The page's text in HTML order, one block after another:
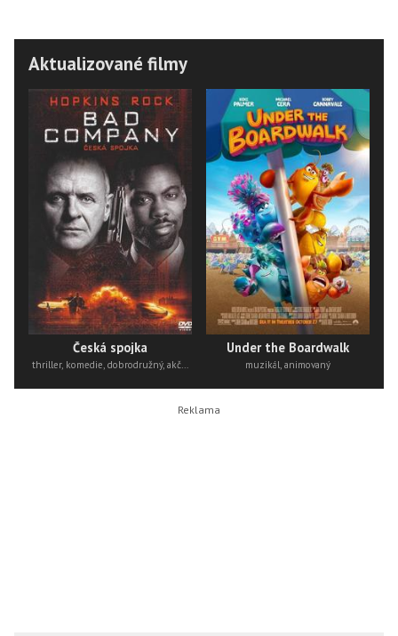
Aktualizované filmy
Česká spojka
thriller, komedie, dobrodružný, akční
Under the Boardwalk
muzikál, animovaný